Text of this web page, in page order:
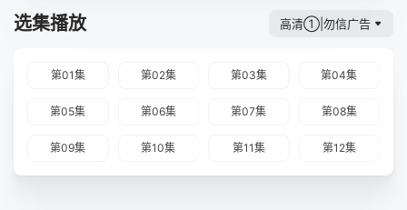
选集播放 高清①|勿信广告
第01集 第02集 第03集 第04集
第05集 第06集 第07集 第08集
第09集 第10集 第11集 第12集